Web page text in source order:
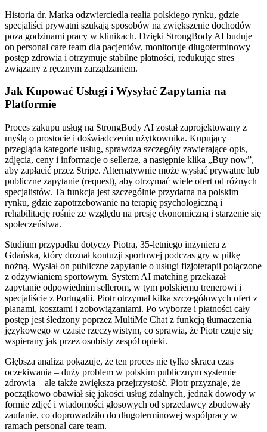
Historia dr. Marka odzwierciedla realia polskiego rynku, gdzie
specjaliści prywatni szukają sposobów na zwiększenie dochodów
poza godzinami pracy w klinikach. Dzięki StrongBody AI buduje
on personal care team dla pacjentów, monitoruje długoterminowy
postęp zdrowia i otrzymuje stabilne płatności, redukując stres
związany z ręcznym zarządzaniem.
Jak Kupować Usługi i Wysyłać Zapytania na
Platformie
Proces zakupu usług na StrongBody AI został zaprojektowany z
myślą o prostocie i doświadczeniu użytkownika. Kupujący
przegląda kategorie usług, sprawdza szczegóły zawierające opis,
zdjęcia, ceny i informacje o sellerze, a następnie klika „Buy now”,
aby zapłacić przez Stripe. Alternatywnie może wysłać prywatne lub
publiczne zapytanie (request), aby otrzymać wiele ofert od różnych
specjalistów. Ta funkcja jest szczególnie przydatna na polskim
rynku, gdzie zapotrzebowanie na terapię psychologiczną i
rehabilitację rośnie ze względu na presję ekonomiczną i starzenie się
społeczeństwa.
Studium przypadku dotyczy Piotra, 35-letniego inżyniera z
Gdańska, który doznał kontuzji sportowej podczas gry w piłkę
nożną. Wysłał on publiczne zapytanie o usługi fizjoterapii połączone
z odżywianiem sportowym. System AI matching przekazał
zapytanie odpowiednim sellerom, w tym polskiemu trenerowi i
specjaliście z Portugalii. Piotr otrzymał kilka szczegółowych ofert z
planami, kosztami i zobowiązaniami. Po wyborze i płatności cały
postęp jest śledzony poprzez MultiMe Chat z funkcją tłumaczenia
językowego w czasie rzeczywistym, co sprawia, że Piotr czuje się
wspierany jak przez osobisty zespół opieki.
Głębsza analiza pokazuje, że ten proces nie tylko skraca czas
oczekiwania – duży problem w polskim publicznym systemie
zdrowia – ale także zwiększa przejrzystość. Piotr przyznaje, że
początkowo obawiał się jakości usług zdalnych, jednak dowody w
formie zdjęć i wiadomości głosowych od sprzedawcy zbudowały
zaufanie, co doprowadziło do długoterminowej współpracy w
ramach personal care team.